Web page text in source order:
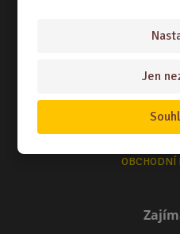
Jen
Vše o
TERMÍNY
ZPŮSOB
OBCHODNÍ